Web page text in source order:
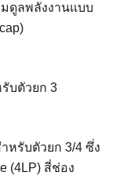
ดูลพลังงานแบบ
บตัวยก 3
หรับตัวยก 3/4 ซึ่ง
(4LP) สี่ช่อง